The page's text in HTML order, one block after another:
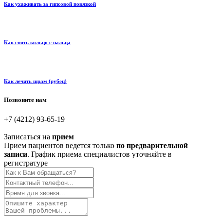
Как ухаживать за гипсовой повязкой
Как снять кольцо с пальца
Как лечить шрам (рубец)
Позвоните нам
+7 (4212) 93-65-19
Записаться на прием
Прием пациентов ведется только по предварительной
записи. График приема специалистов уточняйте в
регистратуре